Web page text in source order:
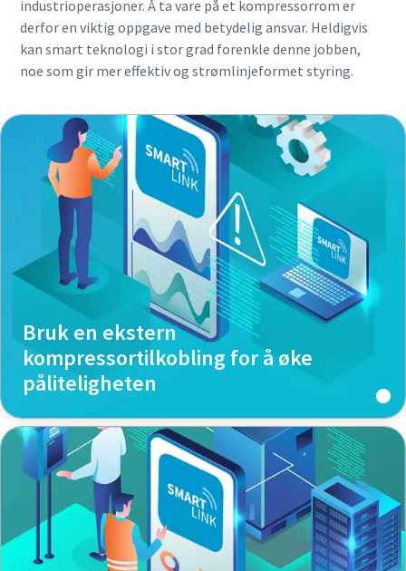
industrioperasjoner. Å ta vare på et kompressorrom er
derfor en viktig oppgave med betydelig ansvar. Heldigvis
kan smart teknologi i stor grad forenkle denne jobben,
noe som gir mer effektiv og strømlinjeformet styring.
Bruk en ekstern
kompressortilkobling for å øke
påliteligheten